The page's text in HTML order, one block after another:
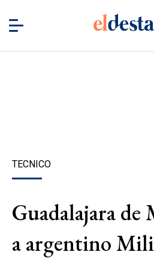
TECNICO
Guadalajara de
a argentino